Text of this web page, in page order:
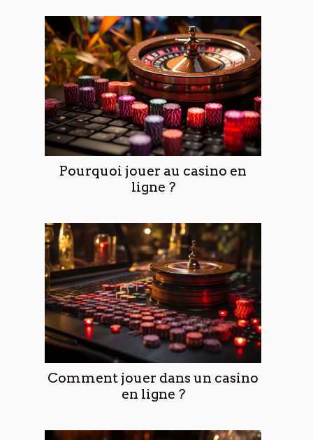
Pourquoi jouer au casino en
ligne ?
Comment jouer dans un casino
en ligne ?